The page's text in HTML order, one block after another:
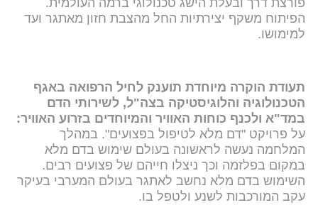
הפיתוח משקף יצירתיות החל מהצבת חזון מאתגר ועד
למימושו.
תעודת הוקרה מיוחדת תוענק לחיל הרפואה באגף
הטכנולוגיה והלוגיסטיקה בצה"ל, לשירותי הדם
במד"א ולכנף כוחות האוויר והמיוחדים בזרוע האוויר:
על פרויקט "דם מלא לטיפול בפצועים". במהלך
המלחמה נעשה לראשונה בעולם שימוש בדם מלא
במקום בפלזמה וכך ניצלו חייהם של פצועים רבים.
השימוש בדם מלא נחשב לאתגר בעולם המערבי בעיקר
עקב המורכבות לשנע ולטפל בו.